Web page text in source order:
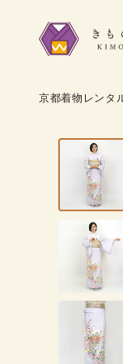
京都着物レンタ